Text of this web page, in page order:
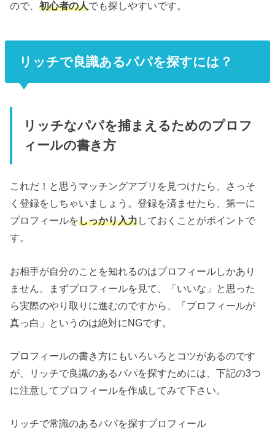
ので、初心者の人でも探しやすいです。
リッチで良識あるパパを探すには？
リッチなパパを捕まえるためのプロフ
ィールの書き方
これだ！と思うマッチングアプリを見つけたら、さっそ
く登録をしちゃいましょう。登録を済ませたら、第一に
プロフィールをしっかり入力しておくことがポイントで
す。
お相手が自分のことを知れるのはプロフィールしかあり
ません。まずプロフィールを見て、「いいな」と思った
ら実際のやり取りに進むのですから、「プロフィールが
真っ白」というのは絶対にNGです。
プロフィールの書き方にもいろいろとコツがあるのです
が、リッチで良識のあるパパを探すためには、下記の3つ
に注意してプロフィールを作成してみて下さい。
リッチで常識のあるパパを探すプロフィール